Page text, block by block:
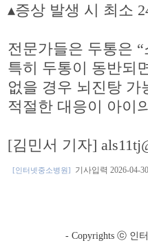
▴증상 발생 시 최소
전문가들은 두통은
특히 두통이 동반되
없을 경우 뇌진탕 가
적절한 대응이 아이
[김민서 기자]
[인터넷중소병원] 기사입력 2026-04-
- Copyrights ⓒ 인